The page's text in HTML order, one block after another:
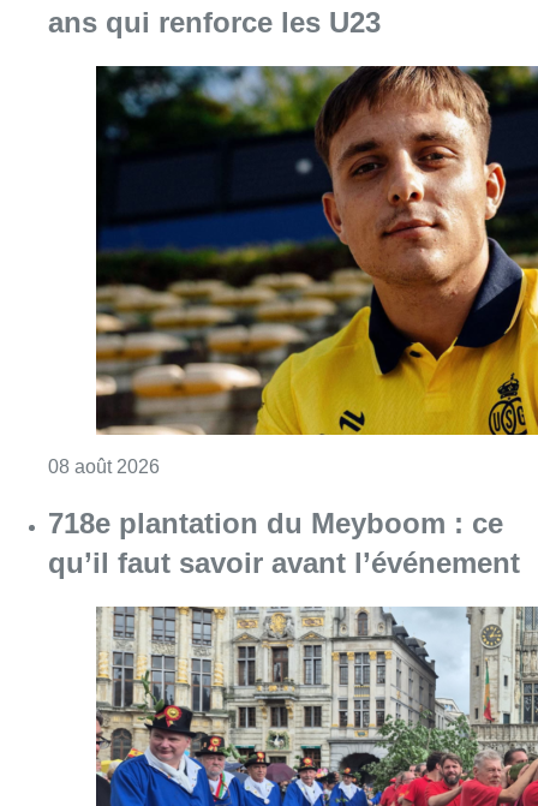
ans qui renforce les U23
08 août 2026
718e plantation du Meyboom : ce
qu’il faut savoir avant l’événement